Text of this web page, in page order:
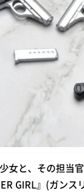
女と、その担当
GIRL』(ガンス